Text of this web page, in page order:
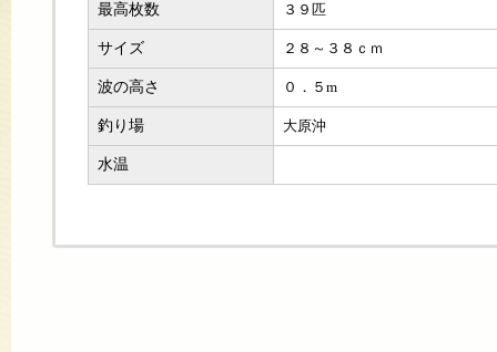
最高枚数 ３９匹
サイズ ２８～３８ｃｍ
波の高さ ０．５m
釣り場 大原沖
水温